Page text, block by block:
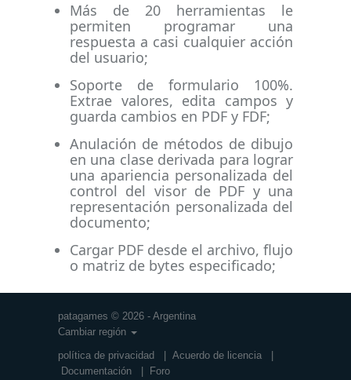
Más de 20 herramientas le
permiten programar una
respuesta a casi cualquier acción
del usuario;
Soporte de formulario 100%.
Extrae valores, edita campos y
guarda cambios en PDF y FDF;
Anulación de métodos de dibujo
en una clase derivada para lograr
una apariencia personalizada del
control del visor de PDF y una
representación personalizada del
documento;
Cargar PDF desde el archivo, flujo
o matriz de bytes especificado;
patagames © 2026 - Argentina
Cambiar región
política de privacidad
Acuerdo de licencia
Documentación
Foro